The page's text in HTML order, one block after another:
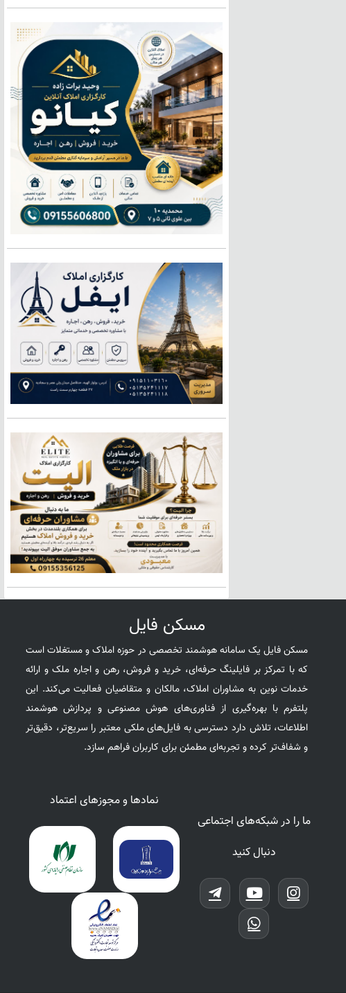
مسکن فایل
مسکن فایل یک سامانه هوشمند تخصصی در حوزه املاک و مستغلات است
که با تمرکز بر فایلینگ حرفه‌ای، خرید و فروش، رهن و اجاره ملک و ارائه
خدمات نوین به مشاوران املاک، مالکان و متقاضیان فعالیت می‌کند. این
پلتفرم با بهره‌گیری از فناوری‌های هوش مصنوعی و پردازش هوشمند
اطلاعات، تلاش دارد دسترسی به فایل‌های ملکی معتبر را سریع‌تر، دقیق‌تر
و شفاف‌تر کرده و تجربه‌ای مطمئن برای کاربران فراهم سازد.
ما را در شبکه‌های اجتماعی
دنبال کنید
نمادها و مجوزهای اعتماد